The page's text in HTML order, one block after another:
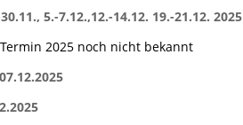
5.-7.12.,12.-14.12. 19.-21.12. 2025
2025 noch nicht bekannt